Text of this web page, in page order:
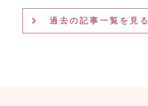
過去の記事一覧を見る